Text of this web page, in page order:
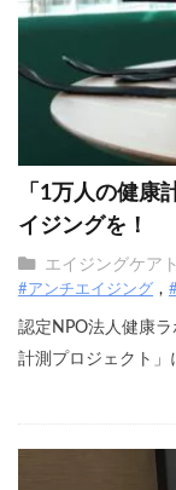
「1万人の健康
イジングを！
エイジングケア
#アンチエイジング
認定NPO法人健康
計測プロジェクト